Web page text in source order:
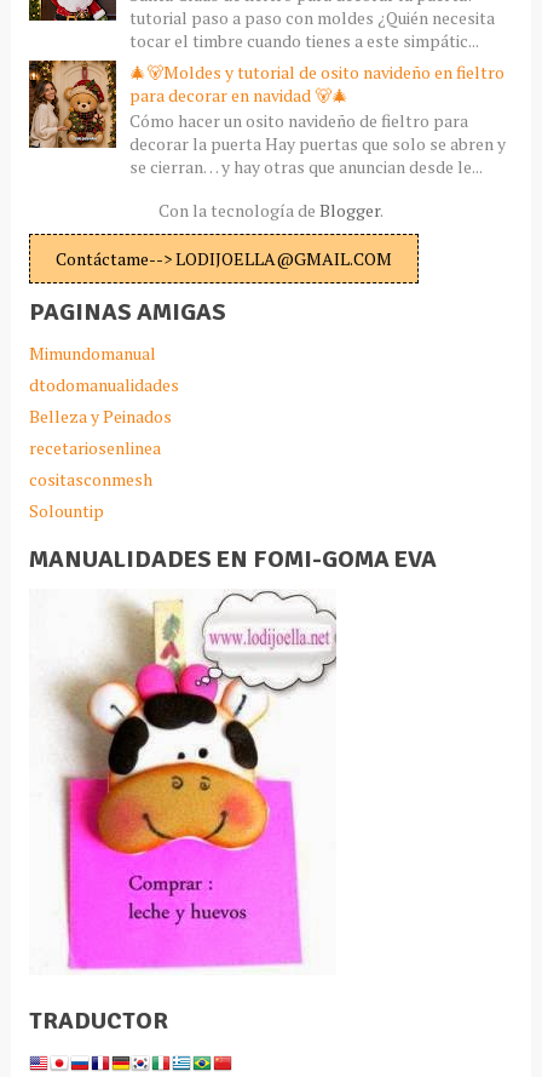
tutorial paso a paso con moldes ¿Quién necesita
tocar el timbre cuando tienes a este simpátic...
🎄🐻Moldes y tutorial de osito navideño en fieltro
para decorar en navidad 🐻🎄
Cómo hacer un osito navideño de fieltro para
decorar la puerta Hay puertas que solo se abren y
se cierran… y hay otras que anuncian desde le...
Con la tecnología de Blogger.
Contáctame--> LODIJOELLA@GMAIL.COM
PAGINAS AMIGAS
Mimundomanual
dtodomanualidades
Belleza y Peinados
recetariosenlinea
cositasconmesh
Solountip
MANUALIDADES EN FOMI-GOMA EVA
TRADUCTOR